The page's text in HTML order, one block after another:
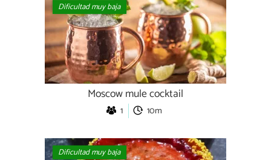
Dificultad muy baja
Moscow mule cocktail
1 10m
Dificultad muy baja